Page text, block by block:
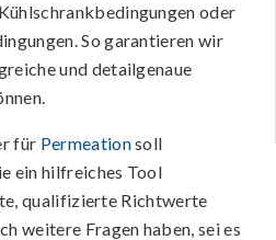
oder
So garantieren wir
und detailgenaue
für Permeationsoll
ein hilfreiches Tool
qualifizierte Richtwerte
weitere Fragen haben, sei es